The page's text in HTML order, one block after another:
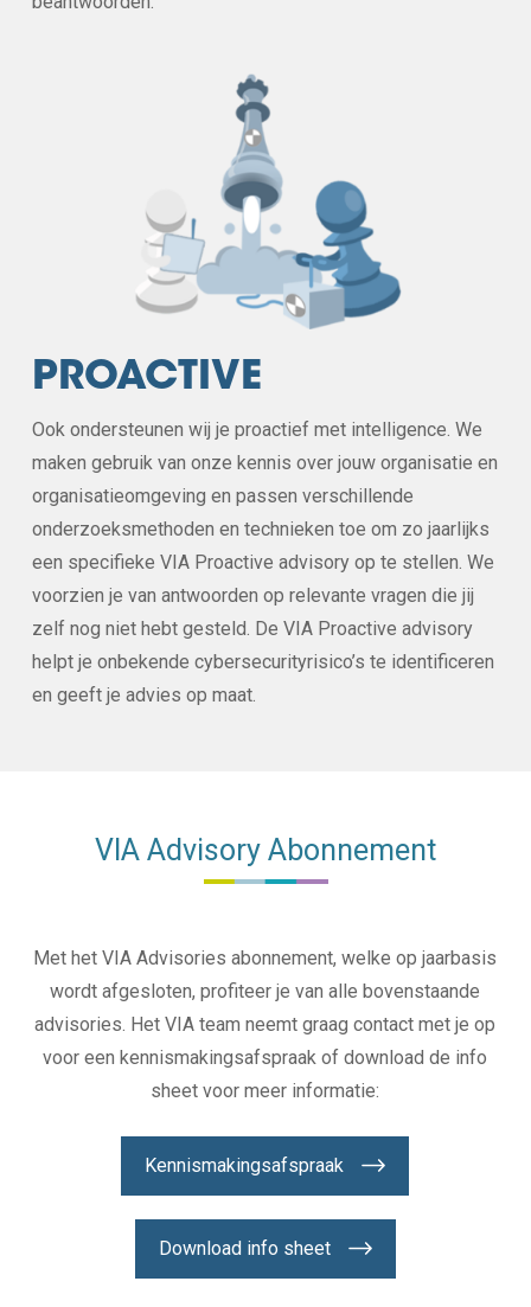
PROACTIVE
Ook ondersteunen wij je proactief met intelligence. We
maken gebruik van onze kennis over jouw organisatie en
organisatieomgeving en passen verschillende
onderzoeksmethoden en technieken toe om zo jaarlijks
een specifieke VIA Proactive advisory op te stellen. We
voorzien je van antwoorden op relevante vragen die jij
zelf nog niet hebt gesteld. De VIA Proactive advisory
helpt je onbekende cybersecurityrisico’s te identificeren
en geeft je advies op maat.
VIA Advisory Abonnement
Met het VIA Advisories abonnement, welke op jaarbasis
wordt afgesloten, profiteer je van alle bovenstaande
advisories. Het VIA team neemt graag contact met je op
voor een kennismakingsafspraak of download de info
sheet voor meer informatie:
Kennismakingsafspraak
Download info sheet